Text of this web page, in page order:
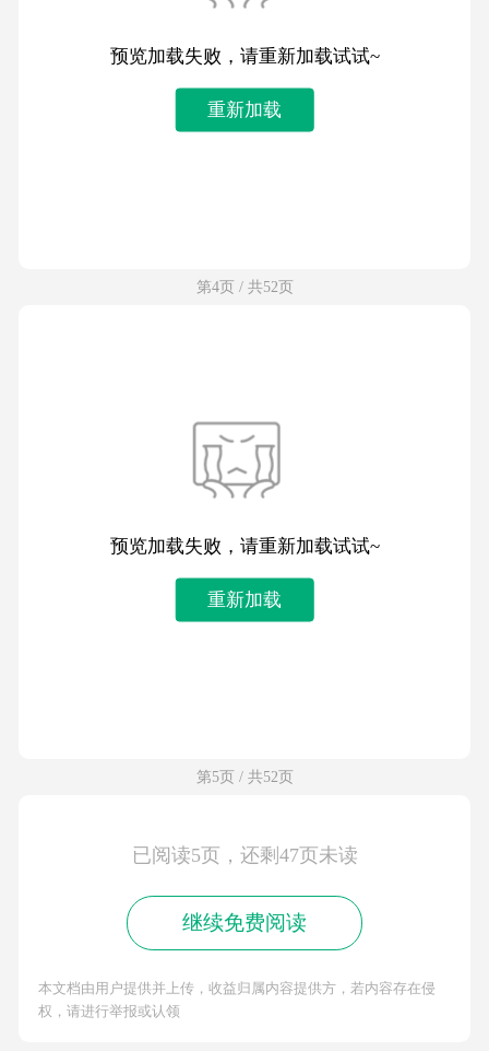
预览加载失败，请重新加载试试~
重新加载
第4页 / 共52页
预览加载失败，请重新加载试试~
重新加载
第5页 / 共52页
已阅读5页，还剩47页未读
继续免费阅读
本文档由用户提供并上传，收益归属内容提供方，若内容存在侵
权，请进行举报或认领